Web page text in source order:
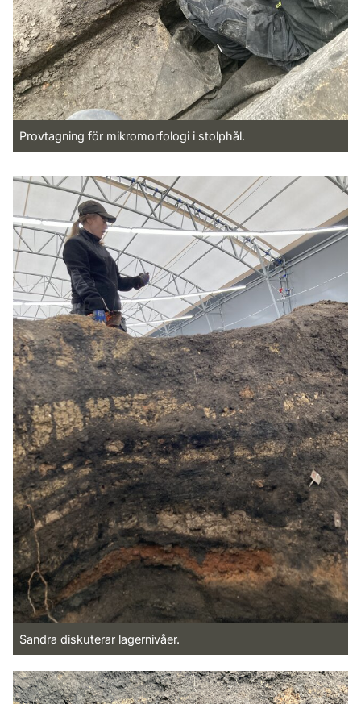
Provtagning för mikromorfologi i stolphål.
Sandra diskuterar lagernivåer.